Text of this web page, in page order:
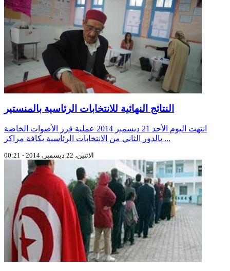
النتائج النهائية للانتخابات الرئاسية بالمنستير
انتهت اليوم الأحد 21 ديسمبر 2014 عملية فرز الأصوات الخاصة
بالدور الثاني من الانتخابات الرئاسية بكافة مراكز ...
الاثنين، 22 ديسمبر، 2014 - 00:21